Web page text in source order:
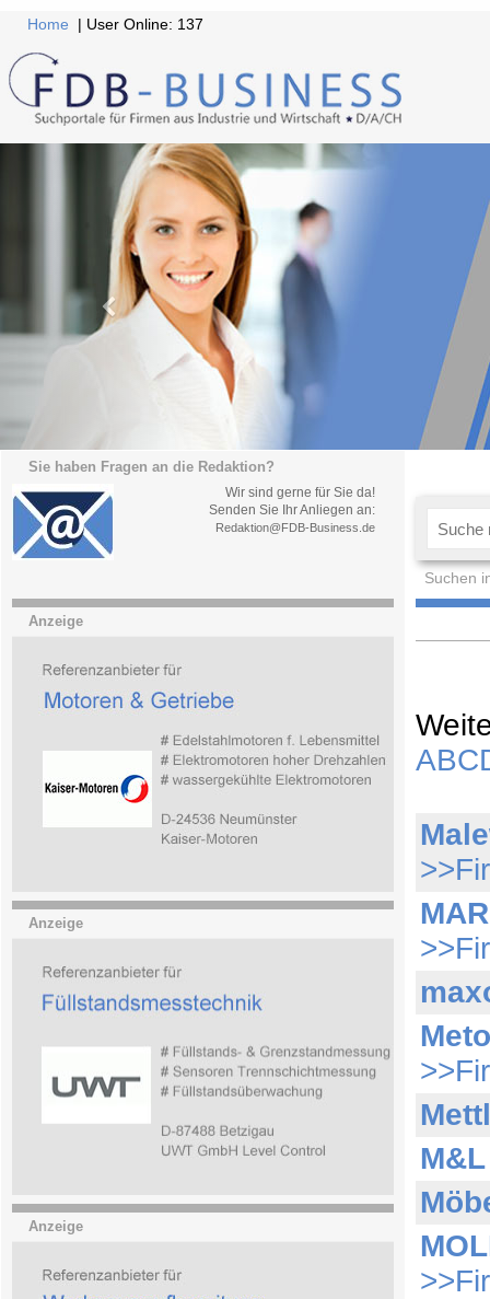
Home | User Online: 137
Sie haben Fragen an die Redaktion?
Wir sind gerne für Sie da!
Senden Sie Ihr Anliegen an:
Redaktion@FDB-Business.de
Suchen
Anzeige
Anzeige
Anzeige
ABC